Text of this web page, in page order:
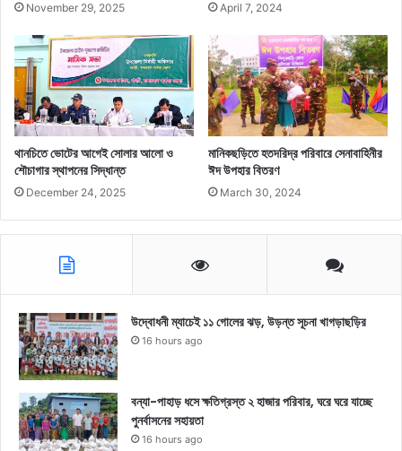
November 29, 2025 April 7, 2024
থানচিতে ভোটের আগেই সোলার আলো ও
শৌচাগার স্থাপনের সিদ্ধান্ত
December 24, 2025
মানিকছড়িতে হতদরিদ্র পরিবারে সেনাবাহিনীর
ঈদ উপহার বিতরণ
March 30, 2024
উদ্বোধনী ম্যাচেই ১১ গোলের ঝড়, উড়ন্ত সূচনা খাগড়াছড়ির
16 hours ago
বন্যা-পাহাড় ধসে ক্ষতিগ্রস্ত ২ হাজার পরিবার, ঘরে ঘরে যাচ্ছে
পুনর্বাসনের সহায়তা
16 hours ago